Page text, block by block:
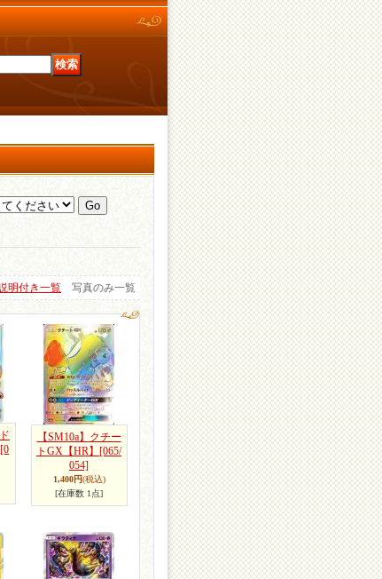
明付き一覧 写真のみ一覧
[0
【SM10a】クチー
トGX【HR】 [065/
054]
1,400円(税込)
[在庫数 1点]